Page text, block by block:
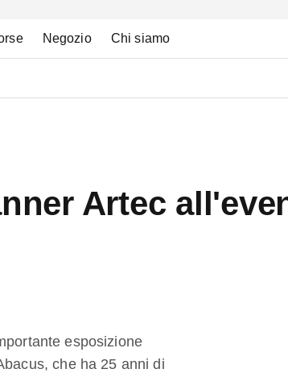
Negozio Chi siamo
Artec
esposizione
che ha 25 anni di